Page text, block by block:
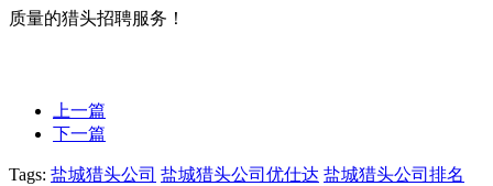
质量的猎头招聘服务！
上一篇
下一篇
Tags: 盐城猎头公司 盐城猎头公司优仕达 盐城猎头公司排名